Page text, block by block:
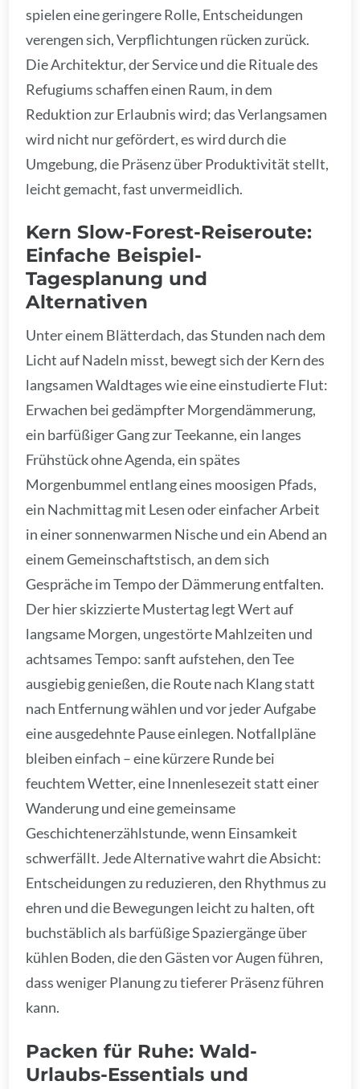
spielen eine geringere Rolle, Entscheidungen
verengen sich, Verpflichtungen rücken zurück.
Die Architektur, der Service und die Rituale des
Refugiums schaffen einen Raum, in dem
Reduktion zur Erlaubnis wird; das Verlangsamen
wird nicht nur gefördert, es wird durch die
Umgebung, die Präsenz über Produktivität stellt,
leicht gemacht, fast unvermeidlich.
Kern Slow-Forest-Reiseroute:
Einfache Beispiel-
Tagesplanung und
Alternativen
Unter einem Blätterdach, das Stunden nach dem
Licht auf Nadeln misst, bewegt sich der Kern des
langsamen Waldtages wie eine einstudierte Flut:
Erwachen bei gedämpfter Morgendämmerung,
ein barfüßiger Gang zur Teekanne, ein langes
Frühstück ohne Agenda, ein spätes
Morgenbummel entlang eines moosigen Pfads,
ein Nachmittag mit Lesen oder einfacher Arbeit
in einer sonnenwarmen Nische und ein Abend an
einem Gemeinschaftstisch, an dem sich
Gespräche im Tempo der Dämmerung entfalten.
Der hier skizzierte Mustertag legt Wert auf
langsame Morgen, ungestörte Mahlzeiten und
achtsames Tempo: sanft aufstehen, den Tee
ausgiebig genießen, die Route nach Klang statt
nach Entfernung wählen und vor jeder Aufgabe
eine ausgedehnte Pause einlegen. Notfallpläne
bleiben einfach – eine kürzere Runde bei
feuchtem Wetter, eine Innenlesezeit statt einer
Wanderung und eine gemeinsame
Geschichtenerzählstunde, wenn Einsamkeit
schwerfällt. Jede Alternative wahrt die Absicht:
Entscheidungen zu reduzieren, den Rhythmus zu
ehren und die Bewegungen leicht zu halten, oft
buchstäblich als barfüßige Spaziergänge über
kühlen Boden, die den Gästen vor Augen führen,
dass weniger Planung zu tieferer Präsenz führen
kann.
Packen für Ruhe: Wald-
Urlaubs-Essentials und